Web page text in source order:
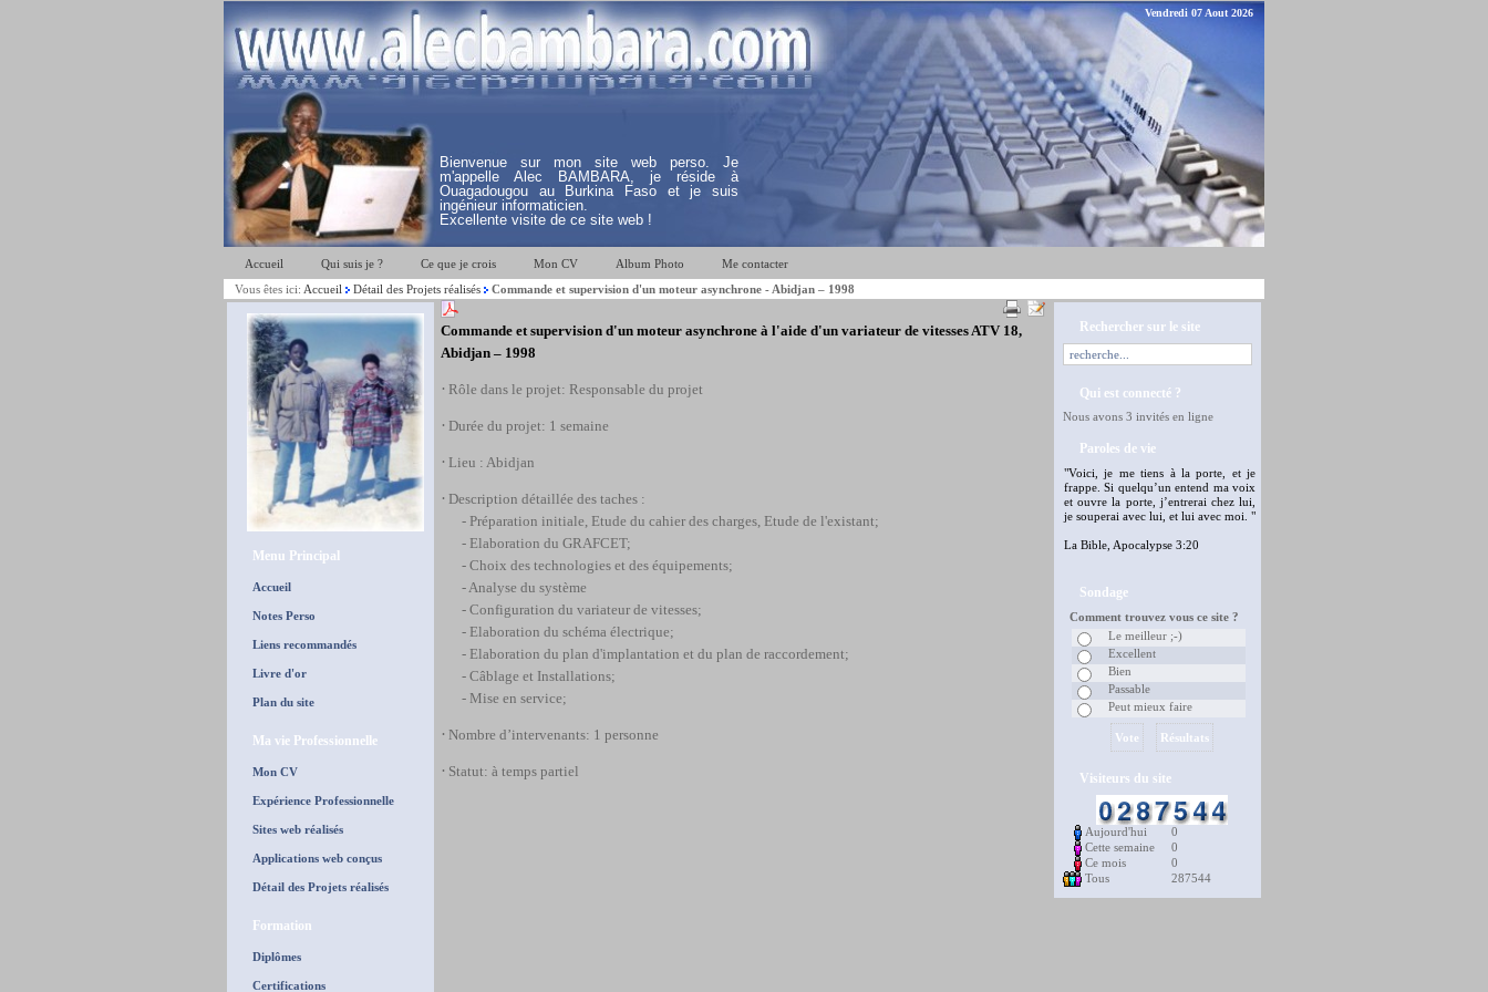
Bienvenue sur mon site web perso. Je
m'appelle Alec BAMBARA, je réside à
Ouagadougou au Burkina Faso et je suis
ingénieur informaticien.
Excellente visite de ce site web !
Vendredi 07 Aout 2026
Accueil Qui suis je ? Ce que je crois Mon CV Album Photo
Me contacter
Vous êtes ici: Accueil Détail des Projets réalisés Commande et supervision d'un moteur asynchrone - Abidjan – 1998
Menu Principal
Accueil
Notes Perso
Liens recommandés
Livre d'or
Plan du site
Ma vie Professionnelle
Mon CV
Expérience Professionnelle
Sites web réalisés
Applications web conçus
Détail des Projets réalisés
Formation
Diplômes
Certifications
Commande et supervision d'un moteur asynchrone à l'aide d'un variateur de vitesses ATV 18,
Abidjan – 1998
· Rôle dans le projet: Responsable du projet
· Durée du projet: 1 semaine
· Lieu : Abidjan
· Description détaillée des taches :
- Préparation initiale, Etude du cahier des charges, Etude de l'existant;
- Elaboration du GRAFCET;
- Choix des technologies et des équipements;
- Analyse du système
- Configuration du variateur de vitesses;
- Elaboration du schéma électrique;
- Elaboration du plan d'implantation et du plan de raccordement;
- Câblage et Installations;
- Mise en service;
· Nombre d’intervenants: 1 personne
· Statut: à temps partiel
Rechercher sur le site
Qui est connecté ?
Nous avons 3 invités en ligne
Paroles de vie
"Voici, je me tiens à la porte, et je
frappe. Si quelqu’un entend ma voix
et ouvre la porte, j’entrerai chez lui,
je souperai avec lui, et lui avec moi. "
La Bible, Apocalypse 3:20
Sondage
Comment trouvez vous ce site ?
Le meilleur ;-)
Excellent
Bien
Passable
Peut mieux faire
Visiteurs du site
Aujourd'hui
0
Cette semaine
0
Ce mois
0
Tous
287544